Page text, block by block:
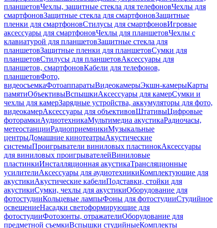
планшетовЧехлы, защитные стекла для телефоновЧехлы для
смартфоновЗащитные стекла для смартфоновЗащитные
пленки для смартфоновСтилусы для смартфоновИгровые
аксессуары для смартфоновЧехлы для планшетовЧехлы с
клавиатурой для планшетовЗащитные стекла для
планшетовЗащитные пленки для планшетовСумки для
планшетовСтилусы для планшетовАксессуары для
планшетов, смартфоновКабели для телефонов,
планшетовФото,
видеосъемкаФотоаппаратыВидеокамерыЭкшн-камерыКарты
памятиОбъективыВспышкиАксессуары для камерСумки и
чехлы для камерЗарядные устройства, аккумуляторы для фото,
видеокамерАксессуары для объективовШтативыЦифровые
фоторамкиАудиотехникаМультимедиа акустикаРадиочасы,
метеостанцииРадиоприемникиМузыкальные
центрыДомашние кинотеатрыАкустические
системыПроигрыватели виниловых пластинокАксессуары
для виниловых проигрывателейВиниловые
пластинкиИнсталляционная акустикаТрансляционные
усилителиАксессуары для аудиотехникиКомплектующие для
акустикиАкустические кабелиПодставки, стойки для
акустикиСумки, чехлы для акустикиОборудование для
фотостудииКольцевые лампыФоны для фотостудииСтудийное
освещениеНасадки светоформирующие для
фотостудииФотозонты, отражателиОборудование для
предметной съемкиВспышки студийныеКомплекты